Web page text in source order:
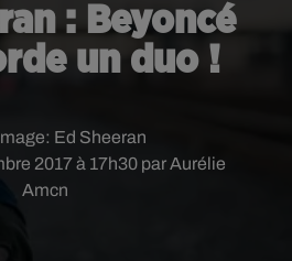
: Beyoncé
un duo !
2017 à 17h30 par Aurélie
Amcn
Ed Sheeran